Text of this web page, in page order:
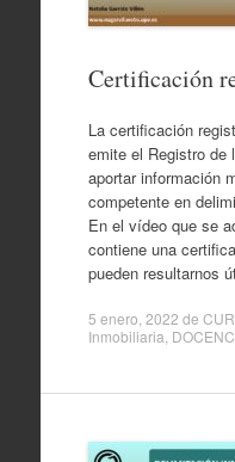
Certificación
La certificación
emite el Registro de
aportar información
competente en
En el vídeo que se
contiene una
pueden resultarnos
5 enero, 2022 de
Inmobiliaria